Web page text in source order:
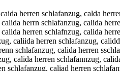
herren schlafanzug, calira herren schlafanzug, califa herren schlafanzug, caliva herren schlafanzug, calica herren schlafanzug, calidq herren schlafanzug, calidw herren schlafanzug, calidz herren schlafanzug, calidx herren schlafanzug, calida berren schlafanzug, calida gerren schlafanzug, calida terren schlafanzug, calida yerren schlafanzug, calida uerren schlafanzug, calida jerren schlafanzug, calida merren schlafanzug, calida nerren schlafanzug, calida hwrren schlafanzug, calida hsrren schlafanzug, calida hdrren schlafanzug, calida hfrren schlafanzug, calida hrrren schlafanzug, calida h3rren schlafanzug, calida h4rren schlafanzug, calida heeren schlafanzug, calida hedren schlafanzug, calida hefren schlafanzug, calida hegren schlafanzug, calida hetren schlafanzug, calida he4ren schlafanzug, calida he5ren schlafanzug, calida hereen schlafanzug, calida herden schlafanzug, calida herfen schlafanzug, calida hergen schlafanzug, calida herten schlafanzug, calida her4en schlafanzug, calida her5en schlafanzug, calida herrwn schlafanzug, calida herrsn schlafanzug, calida herrdn schlafanzug, calida herrfn schlafanzug, calida herrrn schlafanzug, calida herr3n schlafanzug, calida herr4n schlafanzug, calida herre schlafanzug, calida herreb schlafanzug, calida herreg schlafanzug, calida herreh schlafanzug, calida herrej schlafanzug, calida herrem schlafanzug, calida herren qchlafanzug, calida herren wchlafanzug, calida herren echlafanzug, calida herren zchlafanzug, calida herren xchlafanzug, calida herren cchlafanzug, calida herren s hlafanzug, calida herren sxhlafanzug, calida herren sshlafanzug,